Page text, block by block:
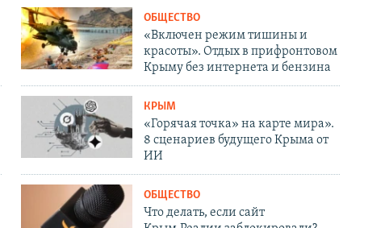
ОБЩЕСТВО
«Включен режим тишины и
красоты». Отдых в прифронтовом
Крыму без интернета и бензина
КРЫМ
«Горячая точка» на карте мира».
8 сценариев будущего Крыма от
ИИ
ОБЩЕСТВО
Что делать, если сайт